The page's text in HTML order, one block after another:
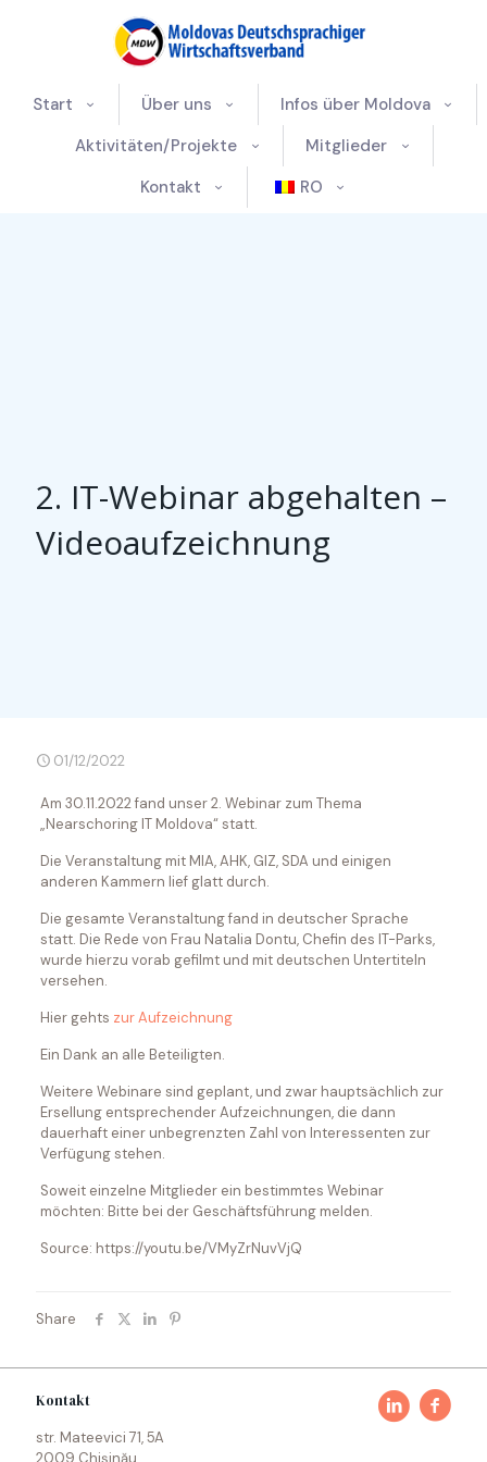
Start Über uns
Infos über Moldova
Aktivitäten/Projekte
Mitglieder
Kontakt
RO
2. IT-Webinar abgehalten –
Videoaufzeichnung
01/12/2022
Am 30.11.2022 fand unser 2. Webinar zum Thema
„Nearschoring IT Moldova“ statt.
Die Veranstaltung mit MIA, AHK, GIZ, SDA und einigen
anderen Kammern lief glatt durch.
Die gesamte Veranstaltung fand in deutscher Sprache
statt. Die Rede von Frau Natalia Dontu, Chefin des IT-Parks,
wurde hierzu vorab gefilmt und mit deutschen Untertiteln
versehen.
Hier gehts zur Aufzeichnung
Ein Dank an alle Beteiligten.
Weitere Webinare sind geplant, und zwar hauptsächlich zur
Ersellung entsprechender Aufzeichnungen, die dann
dauerhaft einer unbegrenzten Zahl von Interessenten zur
Verfügung stehen.
Soweit einzelne Mitglieder ein bestimmtes Webinar
möchten: Bitte bei der Geschäftsführung melden.
Source: https://youtu.be/VMyZrNuvVjQ
Share
Kontakt
str. Mateevici 71, 5A